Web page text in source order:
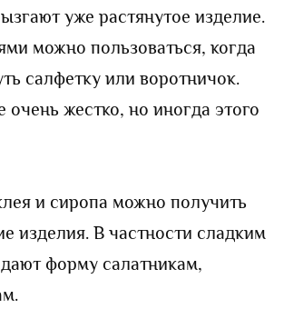
уже растянутое изделие.
можно пользоваться, когда
салфетку или воротничок.
очень жестко, но иногда этого
и сиропа можно получить
изделия. В частности сладким
форму салатникам,